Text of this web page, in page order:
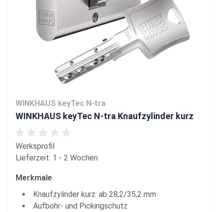
WINKHAUS keyTec N-tra
WINKHAUS keyTec N-tra Knaufzylinder kurz
Werksprofil
Lieferzeit: 1 - 2 Wochen
Merkmale
Knaufzylinder kurz: ab 28,2/35,2 mm
Aufbohr- und Pickingschutz